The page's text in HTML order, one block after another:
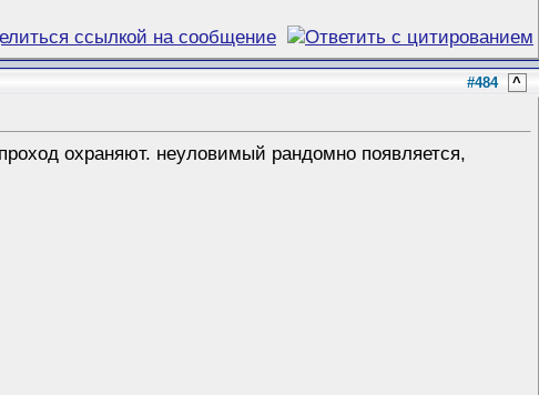
#484 ^
охраняют. неуловимый рандомно появляется,